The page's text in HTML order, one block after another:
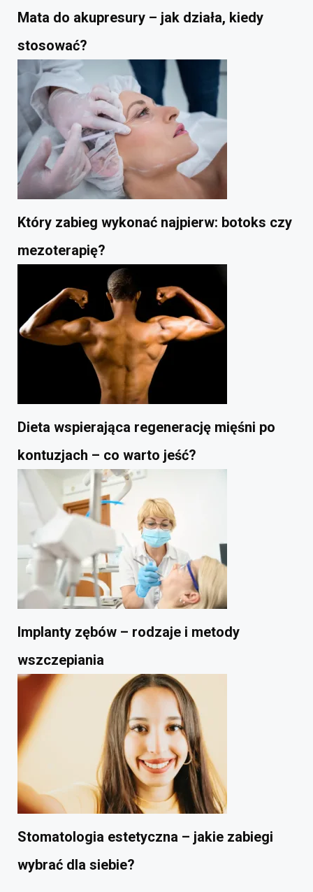
Mata do akupresury – jak działa, kiedy
stosować?
Który zabieg wykonać najpierw: botoks czy
mezoterapię?
Dieta wspierająca regenerację mięśni po
kontuzjach – co warto jeść?
Implanty zębów – rodzaje i metody
wszczepiania
Stomatologia estetyczna – jakie zabiegi
wybrać dla siebie?